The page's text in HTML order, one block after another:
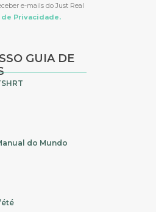
e-mails do Just Real
Privacidade.
GUIA DE
do Mundo